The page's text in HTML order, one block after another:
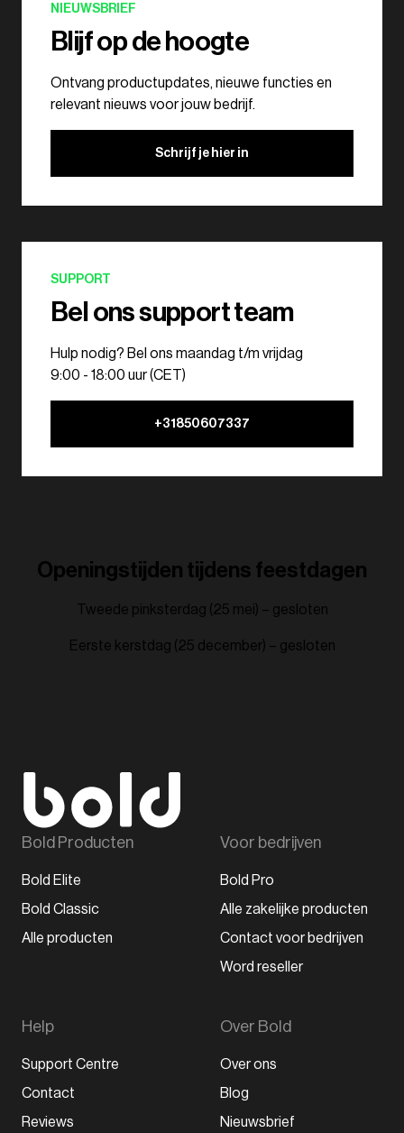
NIEUWSBRIEF
Blijf op de hoogte
Ontvang productupdates, nieuwe functies en
relevant nieuws voor jouw bedrijf.
Schrijf je hier in
SUPPORT
Bel ons support team
Hulp nodig? Bel ons maandag t/m vrijdag
9:00 - 18:00 uur (CET)
+31850607337
Openingstijden tijdens feestdagen
Tweede pinksterdag (25 mei) – gesloten
Eerste kerstdag (25 december) – gesloten
Bold Producten
Bold Elite
Bold Classic
Alle producten
Voor bedrijven
Bold Pro
Alle zakelijke producten
Contact voor bedrijven
Word reseller
Help
Support Centre
Contact
Reviews
Over Bold
Over ons
Blog
Nieuwsbrief